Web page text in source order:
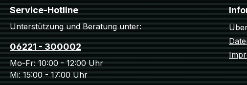
Service-Hotline
Unterstützung und Beratung unter:
06221 - 300002
Mo-Fr: 10:00 - 12:00 Uhr
Mi: 15:00 - 17:00 Uhr